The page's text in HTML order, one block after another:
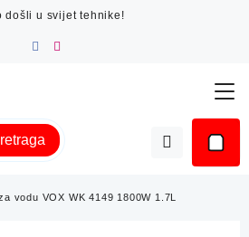
došli u svijet tehnike!
vodu VOX WK 4149 1800W 1.7L